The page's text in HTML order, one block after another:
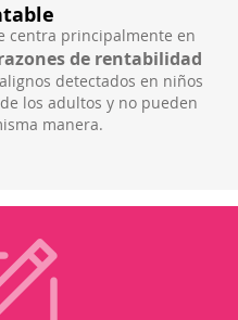
centra principalmente en
de rentabilidad
detectados en niños
los adultos y no pueden
manera.